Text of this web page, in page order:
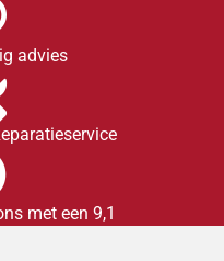
advies
met een 9,1